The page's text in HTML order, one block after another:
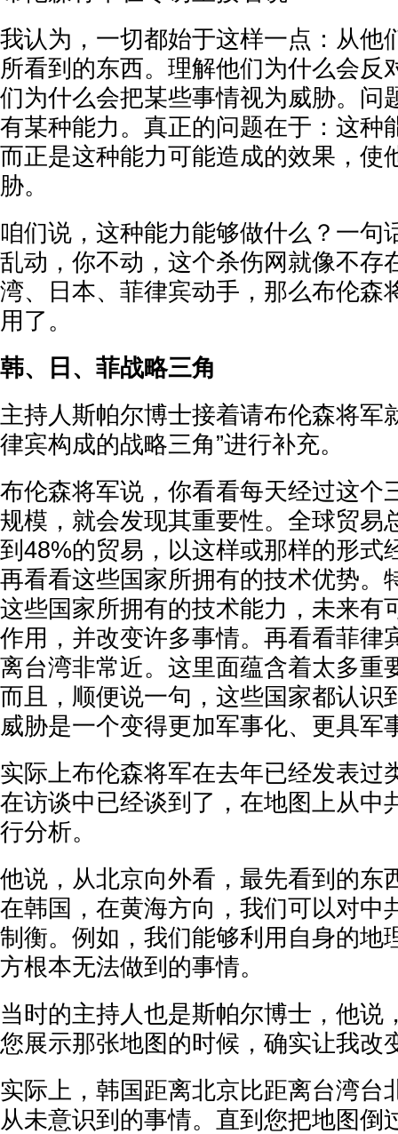
我认为，一切都始于这样一点：从他
所看到的东西。理解他们为什么会反
们为什么会把某些事情视为威胁。问
有某种能力。真正的问题在于：这种
而正是这种能力可能造成的效果，使
胁。
咱们说，这种能力能够做什么？一句
乱动，你不动，这个杀伤网就像不存
湾、日本、菲律宾动手，那么布伦森
用了。
韩、日、菲战略三角
主持人斯帕尔博士接着请布伦森将军
律宾构成的战略三角”进行补充。
布伦森将军说，你看看每天经过这个
规模，就会发现其重要性。全球贸易
到48%的贸易，以这样或那样的形式
再看看这些国家所拥有的技术优势。
这些国家所拥有的技术能力，未来有
作用，并改变许多事情。再看看菲律
离台湾非常近。这里面蕴含着太多重
而且，顺便说一句，这些国家都认识
威胁是一个变得更加军事化、更具军
实际上布伦森将军在去年已经发表过
在访谈中已经谈到了，在地图上从中
行分析。
他说，从北京向外看，最先看到的东
在韩国，在黄海方向，我们可以对中
制衡。例如，我们能够利用自身的地
方根本无法做到的事情。
当时的主持人也是斯帕尔博士，他说
您展示那张地图的时候，确实让我改
实际上，韩国距离北京比距离台湾台
从未意识到的事情。直到您把地图倒